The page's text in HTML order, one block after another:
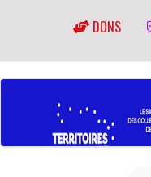
DONS